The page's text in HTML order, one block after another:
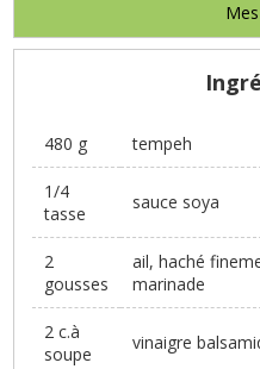
480 g tempeh
1/4
tasse
sauce soya
2
gousses
ail, haché
marinade
2 c.à
soupe
vinaigre